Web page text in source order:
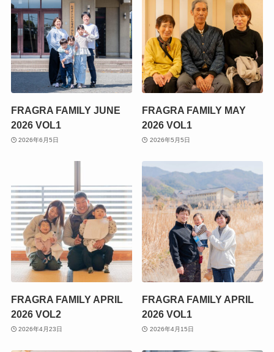
FRAGRA FAMILY JUNE
2026 VOL1
2026年6月5日
FRAGRA FAMILY MAY
2026 VOL1
2026年5月5日
FRAGRA FAMILY APRIL
2026 VOL2
2026年4月23日
FRAGRA FAMILY APRIL
2026 VOL1
2026年4月15日